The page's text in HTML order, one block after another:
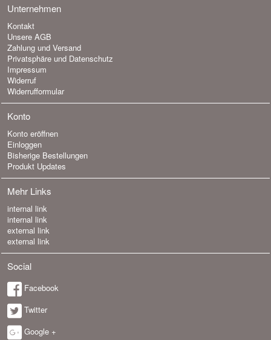
Unternehmen
Kontakt
Unsere AGB
Zahlung und Versand
Privatsphäre und Datenschutz
Impressum
Widerruf
Widerrufformular
Konto
Konto eröffnen
Einloggen
Bisherige Bestellungen
Produkt Updates
Mehr Links
internal link
internal link
external link
external link
Social
Facebook
Twitter
Google +